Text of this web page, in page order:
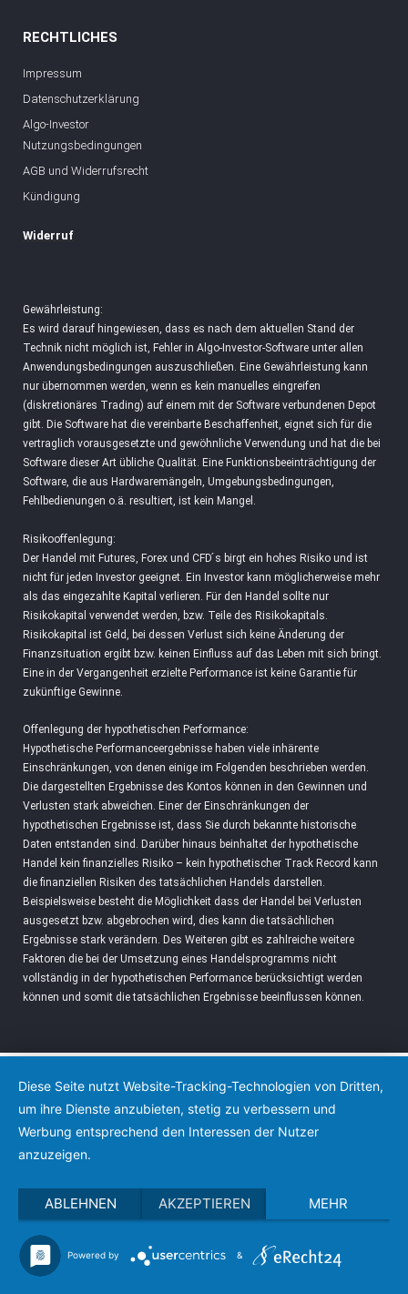
RECHTLICHES
Impressum
Datenschutzerklärung
Algo-Investor
Nutzungsbedingungen
AGB und Widerrufsrecht
Kündigung
Widerruf
Gewährleistung:
Es wird darauf hingewiesen, dass es nach dem aktuellen Stand der
Technik nicht möglich ist, Fehler in Algo-Investor-Software unter allen
Anwendungsbedingungen auszuschließen. Eine Gewährleistung kann
nur übernommen werden, wenn es kein manuelles eingreifen
(diskretionäres Trading) auf einem mit der Software verbundenen Depot
gibt. Die Software hat die vereinbarte Beschaffenheit, eignet sich für die
vertraglich vorausgesetzte und gewöhnliche Verwendung und hat die bei
Software dieser Art übliche Qualität. Eine Funktionsbeeinträchtigung der
Software, die aus Hardwaremängeln, Umgebungsbedingungen,
Fehlbedienungen o.ä. resultiert, ist kein Mangel.
Risikooffenlegung:
Der Handel mit Futures, Forex und CFD ́s birgt ein hohes Risiko und ist
nicht für jeden Investor geeignet. Ein Investor kann möglicherweise mehr
als das eingezahlte Kapital verlieren. Für den Handel sollte nur
Risikokapital verwendet werden, bzw. Teile des Risikokapitals.
Risikokapital ist Geld, bei dessen Verlust sich keine Änderung der
Finanzsituation ergibt bzw. keinen Einfluss auf das Leben mit sich bringt.
Eine in der Vergangenheit erzielte Performance ist keine Garantie für
zukünftige Gewinne.
Offenlegung der hypothetischen Performance:
Hypothetische Performanceergebnisse haben viele inhärente
Einschränkungen, von denen einige im Folgenden beschrieben werden.
Die dargestellten Ergebnisse des Kontos können in den Gewinnen und
Verlusten stark abweichen. Einer der Einschränkungen der
hypothetischen Ergebnisse ist, dass Sie durch bekannte historische
Daten entstanden sind. Darüber hinaus beinhaltet der hypothetische
Handel kein finanzielles Risiko – kein hypothetischer Track Record kann
die finanziellen Risiken des tatsächlichen Handels darstellen.
Beispielsweise besteht die Möglichkeit dass der Handel bei Verlusten
ausgesetzt bzw. abgebrochen wird, dies kann die tatsächlichen
Ergebnisse stark verändern. Des Weiteren gibt es zahlreiche weitere
Faktoren die bei der Umsetzung eines Handelsprogramms nicht
vollständig in der hypothetischen Performance berücksichtigt werden
können und somit die tatsächlichen Ergebnisse beeinflussen können.
Diese Seite nutzt Website-Tracking-Technologien von Dritten,
um ihre Dienste anzubieten, stetig zu verbessern und
Werbung entsprechend den Interessen der Nutzer
anzuzeigen.
ABLEHNEN AKZEPTIEREN MEHR
Powered by &